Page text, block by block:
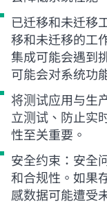
已迁移和未迁移
移和未迁移的工
集成可能会遇到
可能会对系统功
将测试应用与生
立测试、防止实
性至关重要。
安全约束：安全
和合规性。如果
感数据可能遭受